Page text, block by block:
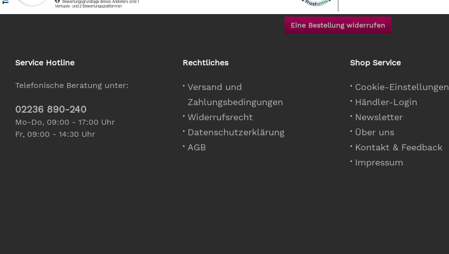
Eine Bestellung widerrufen
Service Hotline
Telefonische Beratung unter:
02236 890-240
Mo-Do, 09:00 - 17:00 Uhr
Fr, 09:00 - 14:30 Uhr
Rechtliches
Versand und
Zahlungsbedingungen
Widerrufsrecht
Datenschutzerklärung
AGB
Shop Service
Cookie-Einstellungen
Händler-Login
Newsletter
Über uns
Kontakt & Feedback
Impressum